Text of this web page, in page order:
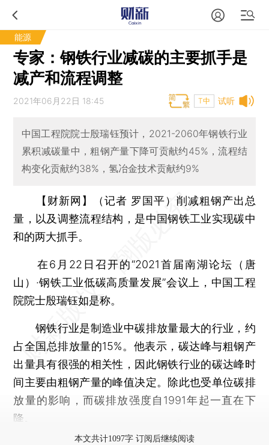
能源
专家：钢铁行业减碳的主要抓手是
减产和流程调整
试听
2021年06月22日 18:45 T中
中国工程院院士殷瑞钰预计，2021-2060年钢铁行业
累积减碳量中，粗钢产量下降可贡献约45%，流程结
构变化贡献约38%，氢冶金技术贡献约9%
【财新网】（记者 罗国平） 削减粗钢产出总
量，以及调整流程结构，是中国钢铁工业实现碳中
和的两大抓手。
在6月22日召开的“2021首届南湖论坛（唐
山）·钢铁工业低碳高质量发展”会议上，中国工程
院院士殷瑞钰如是称。
钢铁行业是制造业中碳排放量最大的行业，约
占全国总排放量的15%。他表示，碳达峰与粗钢产
出量具有很强的相关性，因此钢铁行业的碳达峰时
间主要由粗钢产量的峰值决定。除此也受单位碳排
放量的影响，而碳排放强度自1991年起一直在下
降。
本文共计1097字 订阅后继续阅读